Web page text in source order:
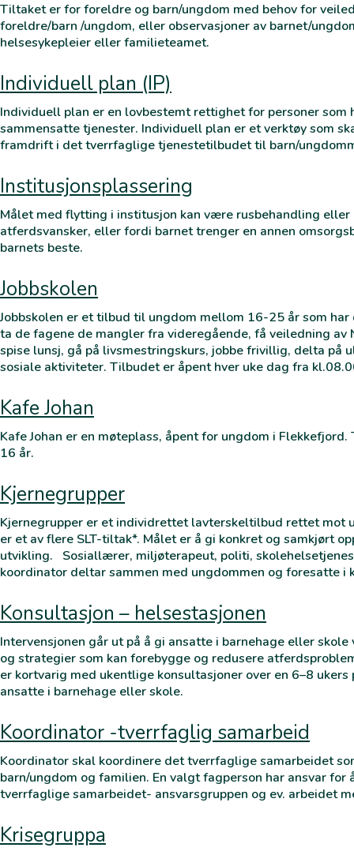
Tiltaket er for foreldre og barn/ungdom med behov for
foreldre/barn /ungdom, eller observasjoner av barnet/
helsesykepleier eller familieteamet.
Individuell plan (IP)
Individuell plan er en lovbestemt rettighet for personer som
sammensatte tjenester. Individuell plan er et verktøy som
framdrift i det tverrfaglige tjenestetilbudet til barn/
Institusjonsplassering
Målet med flytting i institusjon kan være rusbehandling
atferdsvansker, eller fordi barnet trenger en annen
barnets beste.
Jobbskolen
Jobbskolen er et tilbud til ungdom mellom 16-25 år som
ta de fagene de mangler fra videregående, få veiledning
spise lunsj, gå på livsmestringskurs, jobbe frivillig, delta på
sosiale aktiviteter. Tilbudet er åpent hver uke dag fra
Kafe Johan
Kafe Johan er en møteplass, åpent for ungdom i
16 år.
Kjernegrupper
Kjernegrupper er et individrettet lavterskeltilbud rettet mot
er et av flere SLT-tiltak*. Målet er å gi konkret og samkjørt
utvikling. Sosiallærer, miljøterapeut, politi,
koordinator deltar sammen med ungdommen og foresatte i
Konsultasjon – helsestasjonen
Intervensjonen går ut på å gi ansatte i barnehage eller
og strategier som kan forebygge og redusere
er kortvarig med ukentlige konsultasjoner over en 6–8
ansatte i barnehage eller skole.
Koordinator -tverrfaglig samarbeid
Koordinator skal koordinere det tverrfaglige samarbeidet
barn/ungdom og familien. En valgt fagperson har ansvar for
tverrfaglige samarbeidet- ansvarsgruppen og ev. arbeidet
Krisegruppa